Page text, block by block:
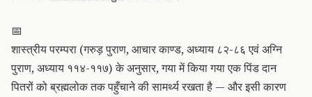
📅
शास्त्रीय परम्परा (गरुड़ पुराण, आचार काण्ड, अध्याय ८२-८६ एवं अग्नि
पुराण, अध्याय ११४-११७) के अनुसार, गया में किया गया एक पिंड दान
पितरों को ब्रह्मलोक तक पहुँचाने की सामर्थ्य रखता है — और इसी कारण